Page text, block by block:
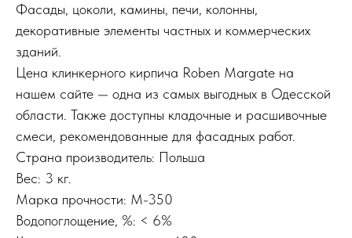
Фасады, цоколи, камины, печи, колонны,
декоративные элементы частных и коммерческих
зданий.
Цена клинкерного кирпича Roben Margate на
нашем сайте — одна из самых выгодных в Одесской
области. Также доступны кладочные и расшивочные
смеси, рекомендованные для фасадных работ.
Страна производитель: Польша
Вес: 3 кг.
Марка прочности: М-350
Водопоглощение, %: < 6%